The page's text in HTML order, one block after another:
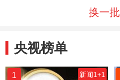
换一批
央视榜单
1 新闻1+1